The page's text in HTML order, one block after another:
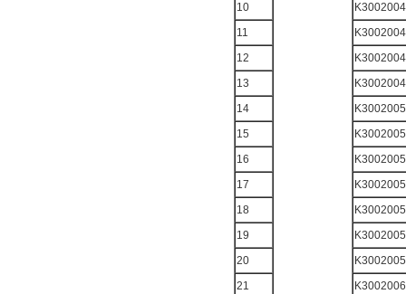
10
11
12
13
14
15
16
17
18
19
20
21